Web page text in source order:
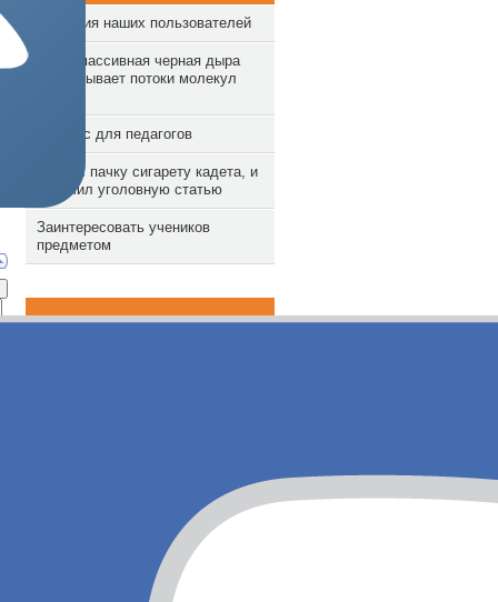
Творения наших пользователей
Сверхмассивная черная дыра
выбрасывает потоки молекул
Конкурс для педагогов
Забрал пачку сигарету кадета, и
получил уголовную статью
Заинтересовать учеников
предметом
Рассказать о нас